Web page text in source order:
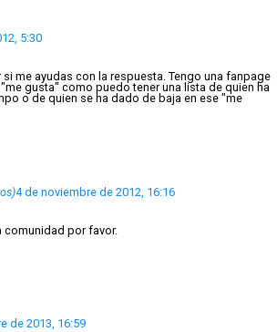
5:30
si me ayudas con la respuesta. Tengo una fanpage
gusta" como puedo tener una lista de quien ha
o de quien se ha dado de baja en ese "me
4 de noviembre de 2012, 16:16
comunidad por favor.
de 2013, 16:59